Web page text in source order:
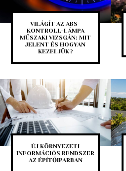
VILÁGÍT AZ ABS-
KONTROLL-LÁMPA
MŰSZAKI VIZSGÁN: MIT
JELENT ÉS HOGYAN
KEZELJÜK?
ÚJ KÖRNYEZETI
INFORMÁCIÓS RENDSZER
AZ ÉPÍTŐIPARBAN